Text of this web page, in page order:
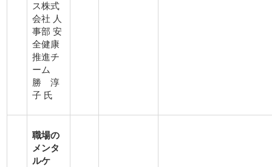
ス株式
会社 人
事部 安
全健康
推進チ
ーム
勝 淳
子 氏
職場の
メンタ
ルケ